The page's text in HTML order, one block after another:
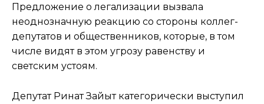
Предложение о легализации вызвала
неоднозначную реакцию со стороны коллег-
депутатов и общественников, которые, в том
числе видят в этом угрозу равенству и
светским устоям.
Депутат Ринат Зайыт категорически выступил